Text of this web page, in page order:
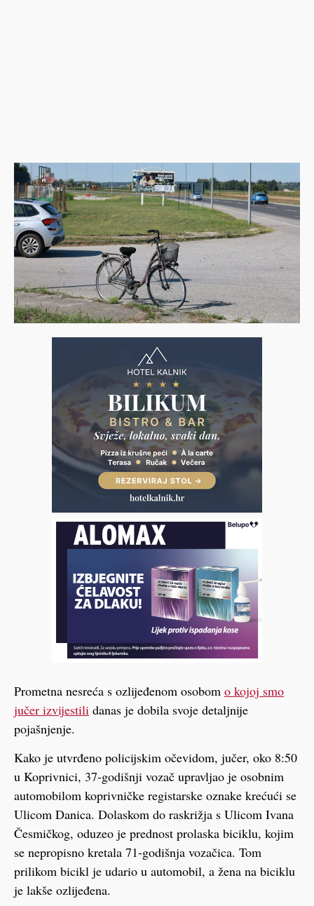
Prometna nesreća s ozlijeđenom osobom o kojoj smo
jučer izvijestili danas je dobila svoje detaljnije
pojašnjenje.
Kako je utvrđeno policijskim očevidom, jučer, oko 8:50
u Koprivnici, 37-godišnji vozač upravljao je osobnim
automobilom koprivničke registarske oznake krećući se
Ulicom Danica. Dolaskom do raskrižja s Ulicom Ivana
Česmičkog, oduzeo je prednost prolaska biciklu, kojim
se nepropisno kretala 71-godišnja vozačica. Tom
prilikom bicikl je udario u automobil, a žena na biciklu
je lakše ozlijeđena.